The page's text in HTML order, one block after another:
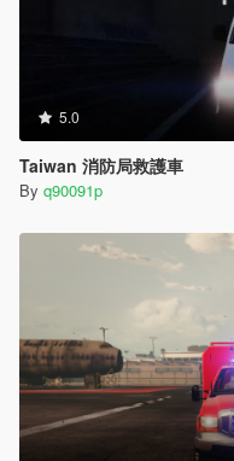
5.0
Taiwan 消防局救護車
By q90091p